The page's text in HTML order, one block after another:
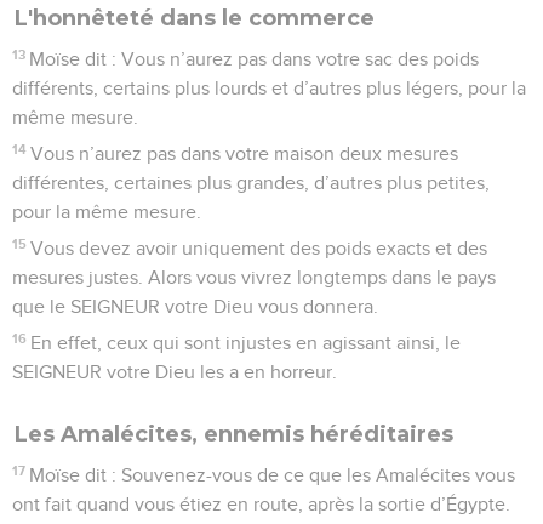
L'honnêteté dans le commerce
13 Moïse dit : Vous n’aurez pas dans votre sac des poids
différents, certains plus lourds et d’autres plus légers, pour la
même mesure.
14 Vous n’aurez pas dans votre maison deux mesures
différentes, certaines plus grandes, d’autres plus petites,
pour la même mesure.
15 Vous devez avoir uniquement des poids exacts et des
mesures justes. Alors vous vivrez longtemps dans le pays
que le SEIGNEUR votre Dieu vous donnera.
16 En effet, ceux qui sont injustes en agissant ainsi, le
SEIGNEUR votre Dieu les a en horreur.
Les Amalécites, ennemis héréditaires
17 Moïse dit : Souvenez-vous de ce que les Amalécites vous
ont fait quand vous étiez en route, après la sortie d’Égypte.